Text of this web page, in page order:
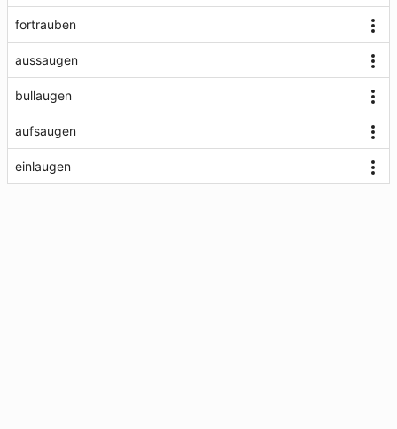
fortrauben
aussaugen
bullaugen
aufsaugen
einlaugen